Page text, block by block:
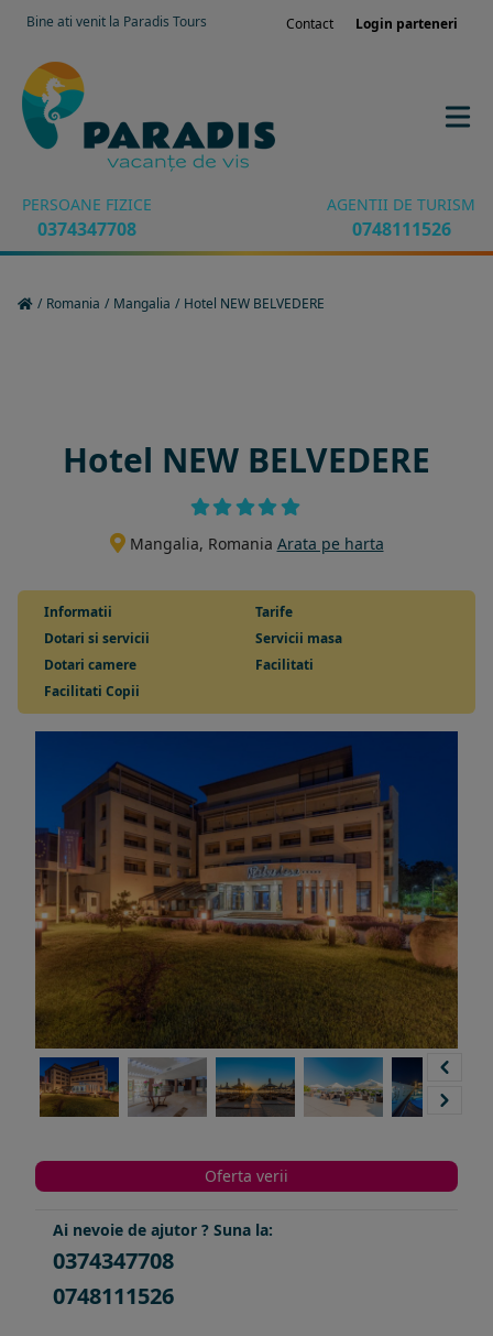
Bine ati venit la Paradis Tours Contact Login parteneri
PERSOANE FIZICE
0374347708
AGENTII DE TURISM
0748111526
/ Romania / Mangalia / Hotel NEW BELVEDERE
Hotel NEW BELVEDERE
Mangalia, Romania Arata pe harta
Informatii
Tarife
Dotari si servicii
Servicii masa
Dotari camere
Facilitati
Facilitati Copii
Oferta verii
Ai nevoie de ajutor ? Suna la:
0374347708
0748111526